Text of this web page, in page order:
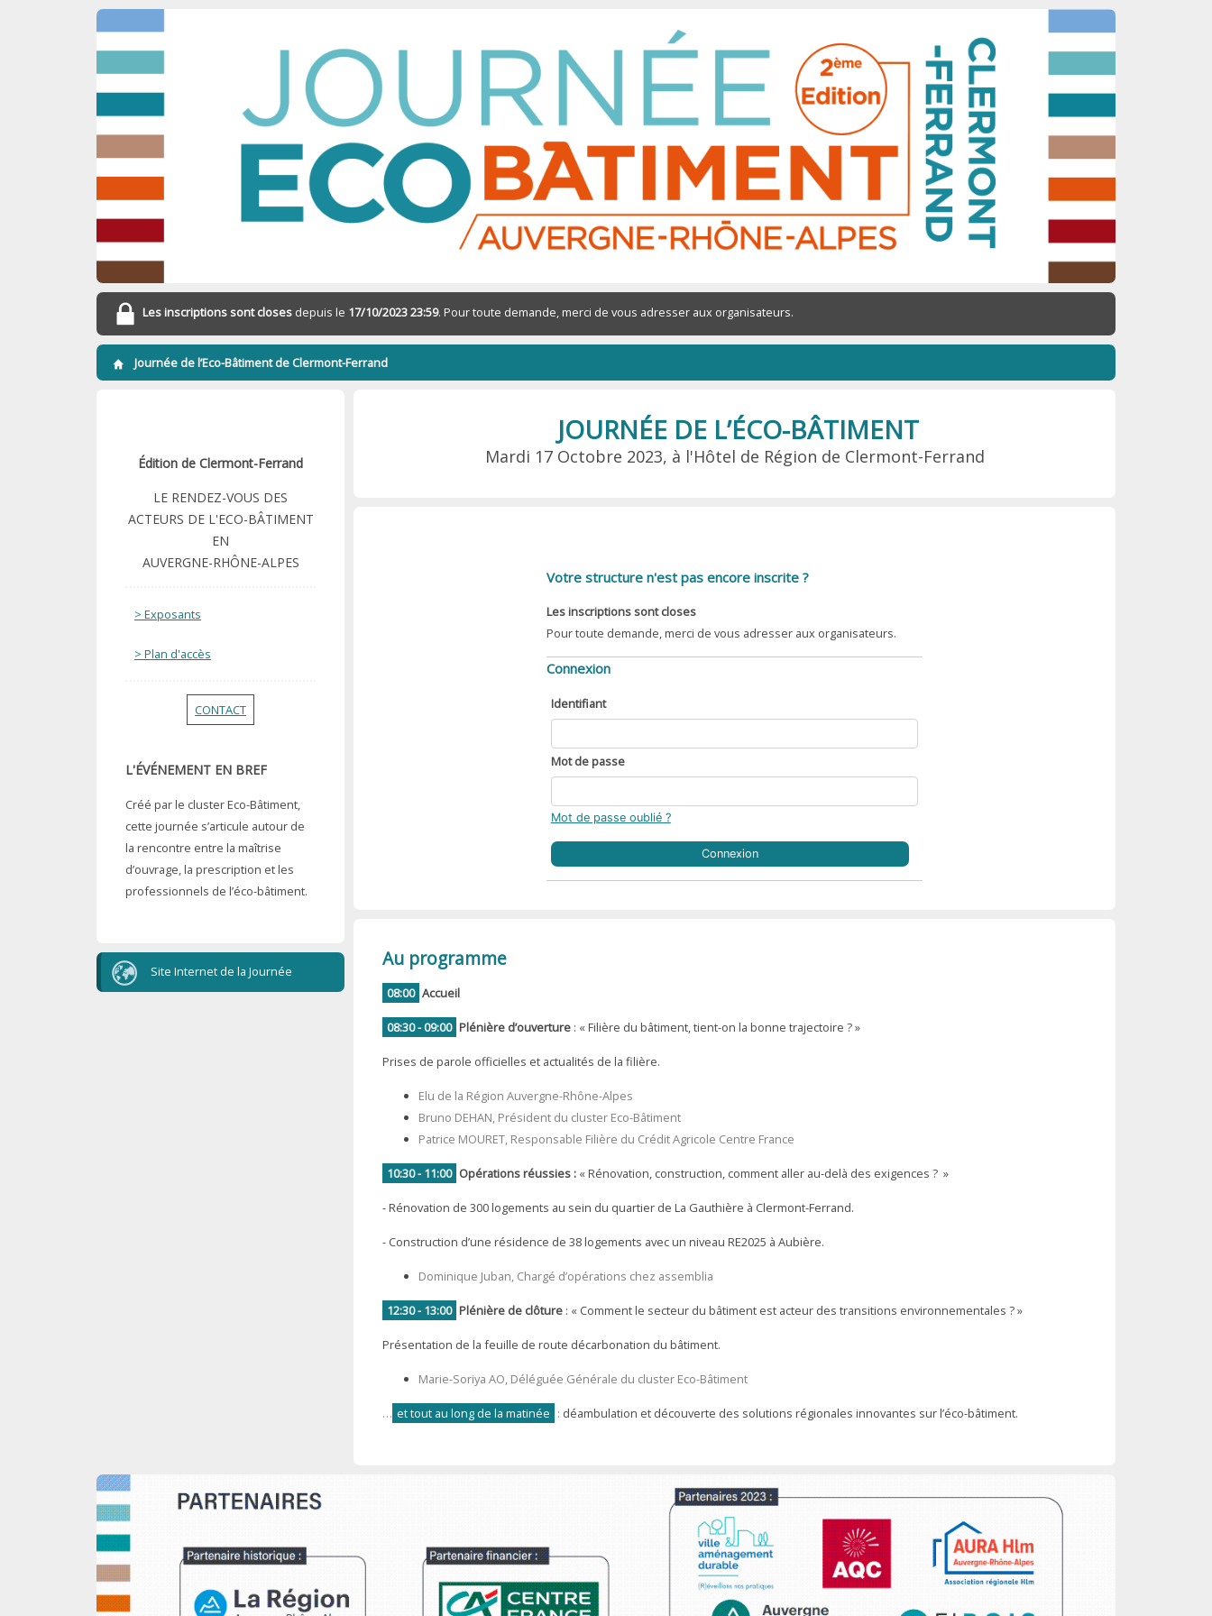
Les inscriptions sont closes depuis le 17/10/2023 23:59. Pour toute demande, merci de vous adresser aux organisateurs.
Journée de l’Eco-Bâtiment de Clermont-Ferrand
Édition de Clermont-Ferrand
LE RENDEZ-VOUS DES
ACTEURS DE L'ECO-BÂTIMENT
EN
AUVERGNE-RHÔNE-ALPES
> Exposants
> Plan d'accès
CONTACT
L'ÉVÉNEMENT EN BREF
Créé par le cluster Eco-Bâtiment,
cette journée s’articule autour de
la rencontre entre la maîtrise
d’ouvrage, la prescription et les
professionnels de l’éco-bâtiment.
Site Internet de la Journée
JOURNÉE DE L’ÉCO-BÂTIMENT
Mardi 17 Octobre 2023, à l'Hôtel de Région de Clermont-Ferrand
Votre structure n'est pas encore inscrite ?
Les inscriptions sont closes
Pour toute demande, merci de vous adresser aux organisateurs.
Connexion
Identifiant
Mot de passe
Mot de passe oublié ?
Connexion
Au programme
08:00 Accueil
08:30 - 09:00 Plénière d’ouverture : « Filière du bâtiment, tient-on la bonne trajectoire ? »
Prises de parole officielles et actualités de la filière.
Elu de la Région Auvergne-Rhône-Alpes
Bruno DEHAN, Président du cluster Eco-Bâtiment
Patrice MOURET, Responsable Filière du Crédit Agricole Centre France
10:30 - 11:00 Opérations réussies : « Rénovation, construction, comment aller au-delà des exigences ? »
- Rénovation de 300 logements au sein du quartier de La Gauthière à Clermont-Ferrand.
- Construction d’une résidence de 38 logements avec un niveau RE2025 à Aubière.
Dominique Juban, Chargé d’opérations chez assemblia
12:30 - 13:00 Plénière de clôture : « Comment le secteur du bâtiment est acteur des transitions environnementales ? »
Présentation de la feuille de route décarbonation du bâtiment.
Marie-Soriya AO, Déléguée Générale du cluster Eco-Bâtiment
… et tout au long de la matinée : déambulation et découverte des solutions régionales innovantes sur l’éco-bâtiment.